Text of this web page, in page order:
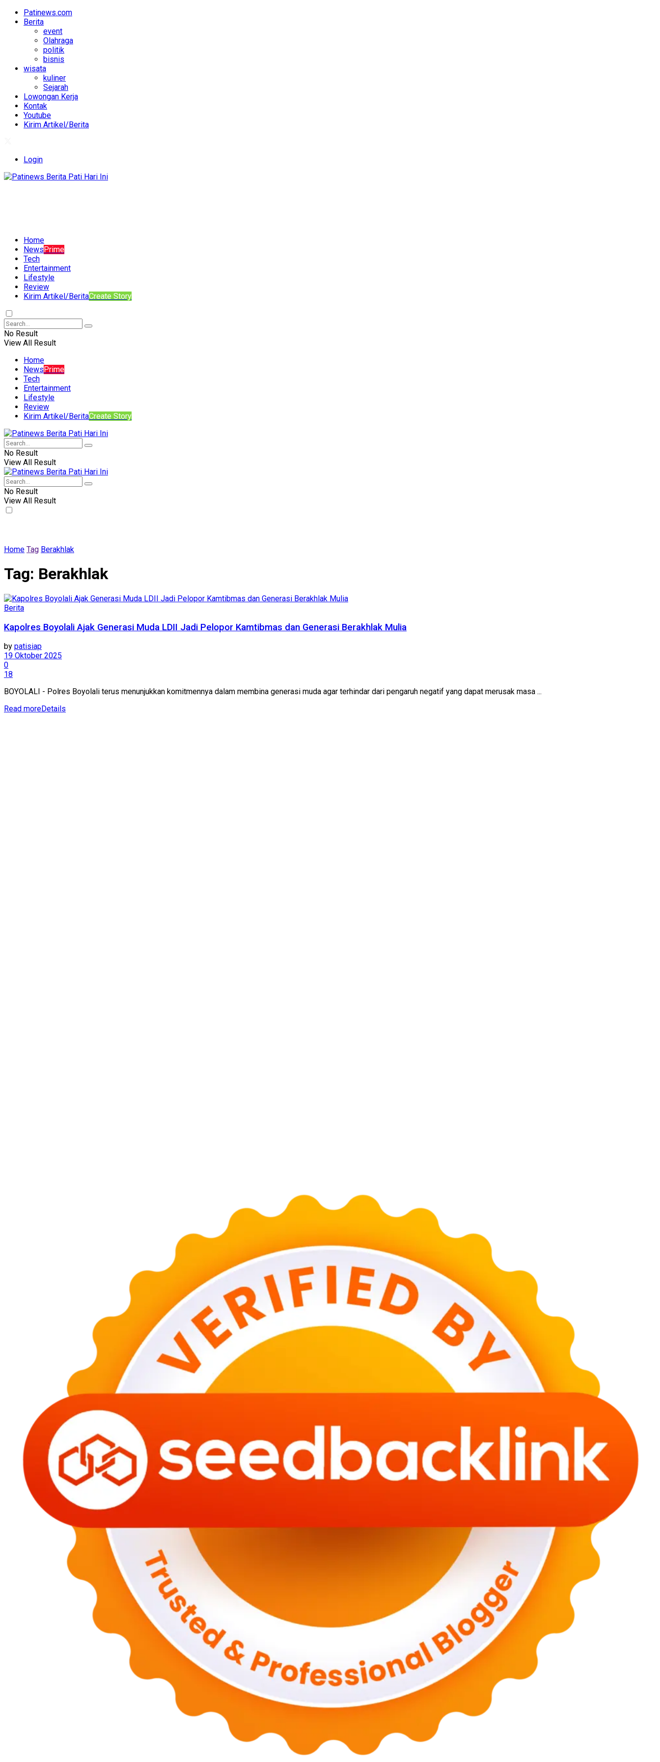
Patinews.com
Berita
event
Olahraga
politik
bisnis
wisata
kuliner
Sejarah
Lowongan Kerja
Kontak
Youtube
Kirim Artikel/Berita
Login
Home
NewsPrime
Tech
Entertainment
Lifestyle
Review
Kirim Artikel/BeritaCreate Story
No Result
View All Result
Home
NewsPrime
Tech
Entertainment
Lifestyle
Review
Kirim Artikel/BeritaCreate Story
No Result
View All Result
No Result
View All Result
Home Tag Berakhlak
Tag: Berakhlak
Berita
Kapolres Boyolali Ajak Generasi Muda LDII Jadi Pelopor Kamtibmas dan Generasi Berakhlak Mulia
by patisiap
19 Oktober 2025
0
18
BOYOLALI - Polres Boyolali terus menunjukkan komitmennya dalam membina generasi muda agar terhindar dari pengaruh negatif yang dapat merusak masa ...
Read moreDetails